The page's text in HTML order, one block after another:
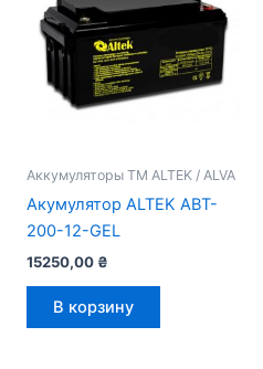
Аккумуляторы ТМ ALTEK / ALVA
Акумулятор ALTEK ABT-
200-12-GEL
15250,00 ₴
В корзину